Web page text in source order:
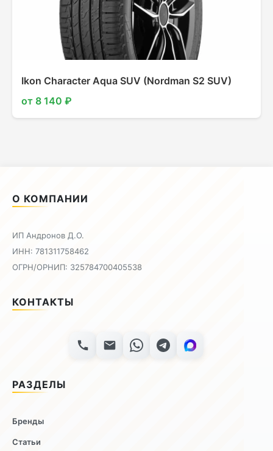
Ikon Character Aqua SUV (Nordman S2 SUV)
от 8 140 ₽
О КОМПАНИИ
ИП Андронов Д.О.
ИНН: 781311758462
ОГРН/ОРНИП: 325784700405538
КОНТАКТЫ
РАЗДЕЛЫ
Бренды
Статьи